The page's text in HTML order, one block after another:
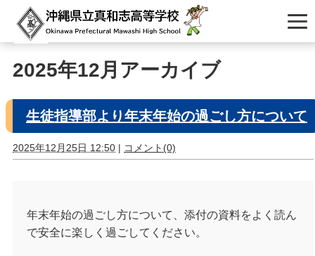
2025年12月アーカイブ
生徒指導部より年末年始の過ごし方について
2025年12月25日 12:50 | コメント(0)
年末年始の過ごし方について、添付の資料をよく読ん
で安全に楽しく過ごしてください。